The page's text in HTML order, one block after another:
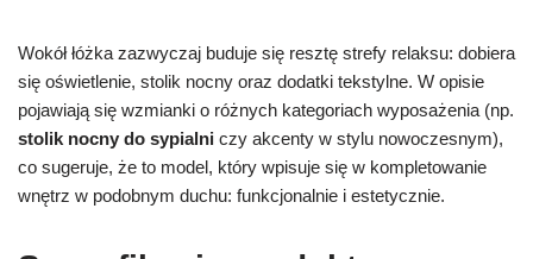
Wokół łóżka zazwyczaj buduje się resztę strefy relaksu: dobiera
się oświetlenie, stolik nocny oraz dodatki tekstylne. W opisie
pojawiają się wzmianki o różnych kategoriach wyposażenia (np.
stolik nocny do sypialni czy akcenty w stylu nowoczesnym),
co sugeruje, że to model, który wpisuje się w kompletowanie
wnętrz w podobnym duchu: funkcjonalnie i estetycznie.